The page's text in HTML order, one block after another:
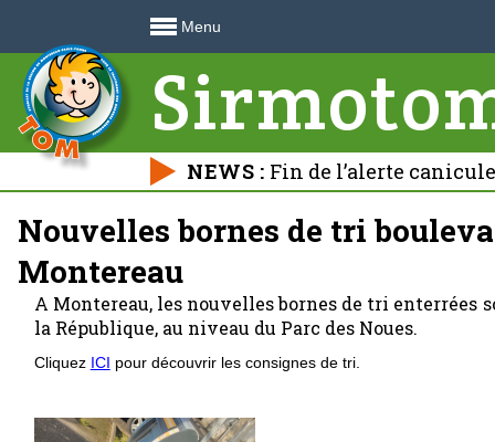
Menu
NEWS : Fin de l’alerte
déchetteries 🍃
Nouvelles bornes de tri
Montereau
A Montereau, les nouvelles bornes de tri enterrées
la République, au niveau du Parc des Noues.
Cliquez ICI pour découvrir les consignes de tri.